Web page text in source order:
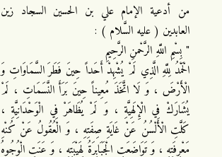
من أدعية الإمام علي بن الحسين السجاد زين
العابدين ( عليه السَّلام ) :
" بِسْمِ اللَّهِ الرَّحْمنِ الرَّحِيمِ
الْحَمْدُ لِلَّهِ الَّذِي لَمْ يُشْهِدْ أَحَداً حِينَ فَطَرَ السَّمَاوَاتِ وَ
الْأَرْضَ ، وَ لَا اتَّخَذَ مُعِيناً حِينَ بَرَأَ النَّسَمَاتِ ، لَمْ
يُشَارَكْ فِي الْإِلَهِيَّةِ ، وَ لَمْ يُظَاهَرْ فِي الْوَحْدَانِيَّةِ ،
كَلَّتِ الْأَلْسُنُ عَنْ غَايَةِ صِفَتِهِ ، وَ الْعُقُولُ عَنْ كُنْهِ
مَعْرِفَتِهِ ، وَ تَوَاضَعَتِ الْجَبَابِرَةُ لِهَيْبَتِهِ ، وَ عَنَتِ الْوُجُوهُ